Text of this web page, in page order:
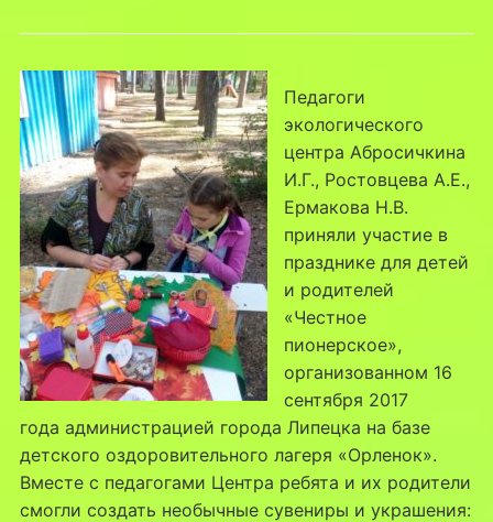
Педагоги
экологического
центра Абросичкина
И.Г., Ростовцева А.Е.,
Ермакова Н.В.
приняли участие в
празднике для детей
и родителей
«Честное
пионерское»,
организованном 16
сентября 2017
года администрацией города Липецка на базе
детского оздоровительного лагеря «Орленок».
Вместе с педагогами Центра ребята и их родители
смогли создать необычные сувениры и украшения: